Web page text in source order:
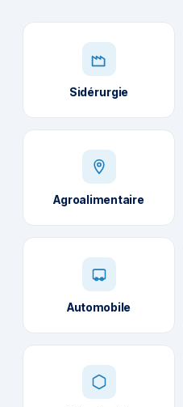
Sidérurgie
Agroalimentaire
Automobile